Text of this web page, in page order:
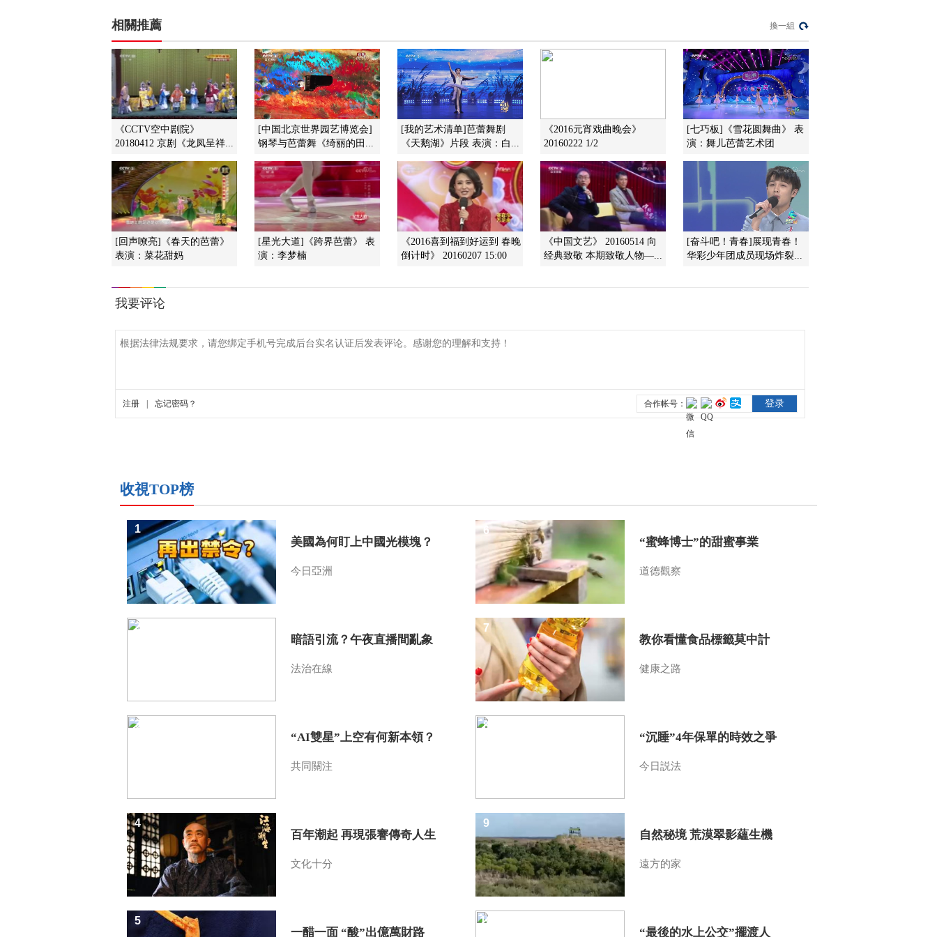
幕后故事 8《一句话的
事》
00:29:36
熱播榜
美國為何盯上中國光
模塊？
今日亞洲
間亂象
法治在線
領？
財路
相關推薦 換一組
《CCTV空中剧院》
20180412 京剧《龙凤呈祥...
[中国北京世界园艺博览会]
钢琴与芭蕾舞《绮丽的田...
[我的艺术清单]芭蕾舞剧
《天鹅湖》片段 表演：白...
《2016元宵戏曲晚会》
20160222 1/2
[七巧板]《雪花圆舞曲》 表
演：舞儿芭蕾艺术团
[回声嘹亮]《春天的芭蕾》
表演：菜花甜妈
[星光大道]《跨界芭蕾》 表
演：李梦楠
《2016喜到福到好运到 春晚
倒计时》 20160207 15:00
《中国文艺》 20160514 向
经典致敬 本期致敬人物—...
[奋斗吧！青春]展现青春！
华彩少年团成员现场炸裂...
收視TOP榜
美國為何盯上中國光模塊？
今日亞洲
1
暗語引流？午夜直播間亂象
法治在線
2
“AI雙星”上空有何新本領？
共同關注
3
百年潮起 再現張謇傳奇人生
文化十分
4
一醋一面 “酸”出億萬財路
5
“蜜蜂博士”的甜蜜事業
道德觀察
6
教你看懂食品標籤莫中計
健康之路
7
“沉睡”4年保單的時效之爭
今日説法
8
自然秘境 荒漠翠影蘊生機
遠方的家
9
“最後的水上公交”擺渡人
10